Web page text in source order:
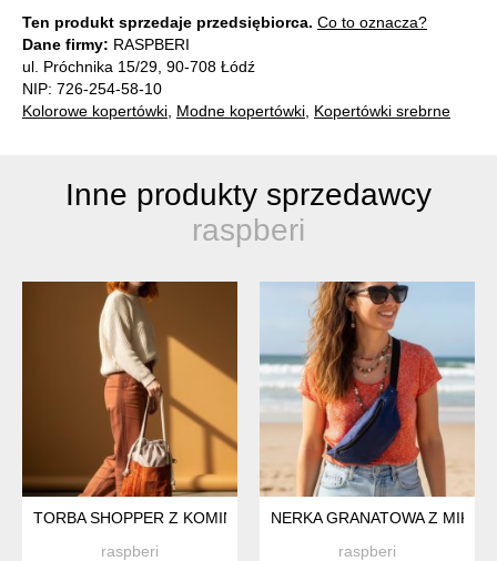
Ten produkt sprzedaje przedsiębiorca. Co to oznacza?
Dane firmy: RASPBERI
ul. Próchnika 15/29, 90-708 Łódź
NIP: 726-254-58-10
Kolorowe kopertówki Modne kopertówki Kopertówki srebrne
Inne produkty sprzedawcy
raspberi
TORBA SHOPPER Z KOMINEM RASPBERI – UNIKATOWA
raspberi
NERKA GRANATOWA Z
raspberi